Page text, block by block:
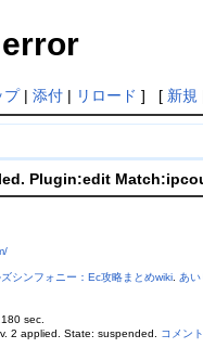
プ| 添付| リロード ] [ 新規
Plugin:edit
シンフォニー：Ec攻略まとめwiki. あい
sec.
2 applied. State: suspended. コメン